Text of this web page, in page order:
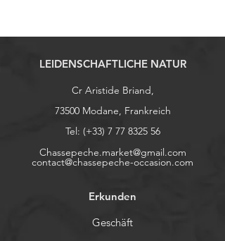
LEIDENSCHAFTLICHE NATUR
Cr Aristide Briand,
73500 Modane, Frankreich
Tel: (+33) 7 77 8325 56
Chassepeche.market@gmail.com
contact@chassepeche-occasion.com
Erkunden
Geschäft